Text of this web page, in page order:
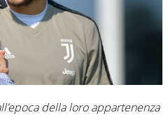
della loro appartenenza